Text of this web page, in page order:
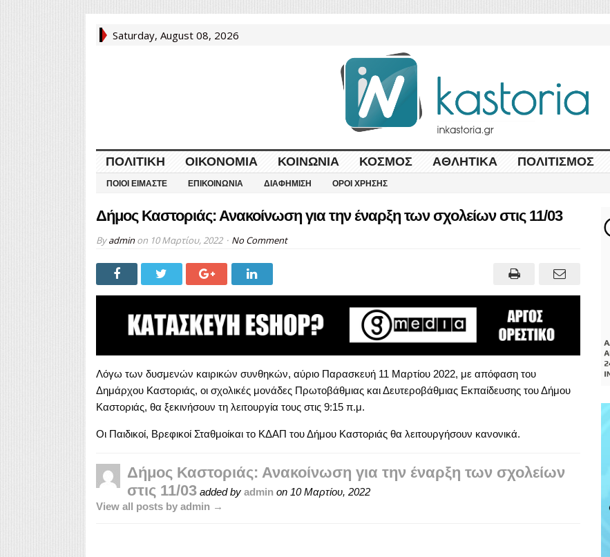
Saturday, August 08, 2026
ΠΟΛΙΤΙΚΉ ΟΙΚΟΝΟΜΊΑ ΚΟΙΝΩΝΊΑ ΚΌΣΜΟΣ ΑΘΛΗΤΙΚΆ ΠΟΛΙΤΙΣΜΌΣ
ΠΟΙΟΙ ΕΊΜΑΣΤΕ ΕΠΙΚΟΙΝΩΝΊΑ ΔΙΑΦΉΜΙΣΗ ΌΡΟΙ ΧΡΉΣΗΣ
Δήμος Καστοριάς: Ανακοίνωση για την έναρξη των σχολείων στις 11/03
Byadminon 10 Μαρτίου, 2022 No Comment
Λόγω των δυσμενών καιρικών συνθηκών, αύριο Παρασκευή 11 Μαρτίου 2022, με απόφαση του
Δημάρχου Καστοριάς, οι σχολικές μονάδες Πρωτοβάθμιας και Δευτεροβάθμιας Εκπαίδευσης του Δήμου
Καστοριάς, θα ξεκινήσουν τη λειτουργία τους στις 9:15 π.μ.
Οι Παιδικοί, Βρεφικοί Σταθμοίκαι το ΚΔΑΠ του Δήμου Καστοριάς θα λειτουργήσουν κανονικά.
Δήμος Καστοριάς: Ανακοίνωση για την έναρξη των σχολείων
στις 11/03added by adminon 10 Μαρτίου, 2022
View all posts by admin →